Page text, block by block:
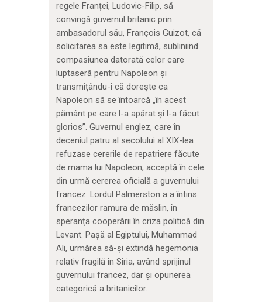
regele Franței, Ludovic-Filip, să
convingă guvernul britanic prin
ambasadorul său, François Guizot, că
solicitarea sa este legitimă, subliniind
compasiunea datorată celor care
luptaseră pentru Napoleon și
transmițându-i că dorește ca
Napoleon să se întoarcă „în acest
pământ pe care l-a apărat și l-a făcut
glorios”. Guvernul englez, care în
deceniul patru al secolului al XIX-lea
refuzase cererile de repatriere făcute
de mama lui Napoleon, acceptă în cele
din urmă cererea oficială a guvernului
francez. Lordul Palmerston a a întins
francezilor ramura de măslin, în
speranța cooperării în criza politică din
Levant. Pașă al Egiptului, Muhammad
Ali, urmărea să-și extindă hegemonia
relativ fragilă în Siria, având sprijinul
guvernului francez, dar și opunerea
categorică a britanicilor.